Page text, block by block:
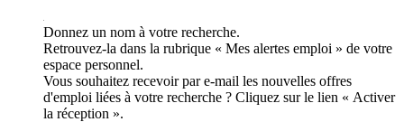
Donnez un nom à votre recherche.
Retrouvez-la dans la rubrique « Mes alertes emploi » de votre
espace personnel.
Vous souhaitez recevoir par e-mail les nouvelles offres
d'emploi liées à votre recherche ? Cliquez sur le lien « Activer
la réception ».